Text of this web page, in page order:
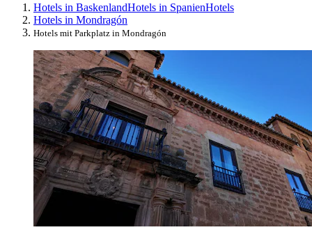
Hotels in BaskenlandHotels in SpanienHotels
Hotels in Mondragón
Hotels mit Parkplatz in Mondragón